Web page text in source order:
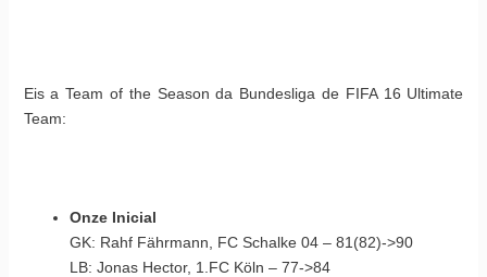
Eis a Team of the Season da Bundesliga de FIFA 16 Ultimate
Team:
Onze Inicial
GK: Rahf Fährmann, FC Schalke 04 – 81(82)->90
LB: Jonas Hector, 1.FC Köln – 77->84